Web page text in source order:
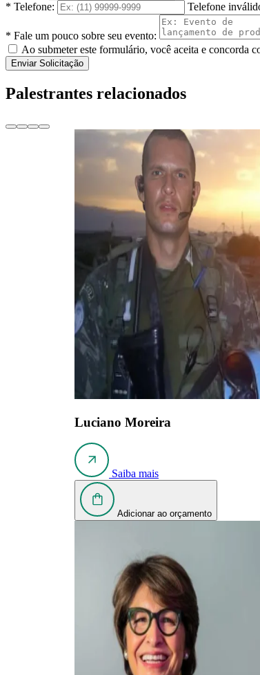
* Telefone:
Telefone
* Fale um pouco sobre seu evento:
Ao submeter este formulário, você aceita e concorda
Enviar Solicitação
Palestrantes relacionados
Luciano Moreira
Saiba mais
Adicionar ao orçamento